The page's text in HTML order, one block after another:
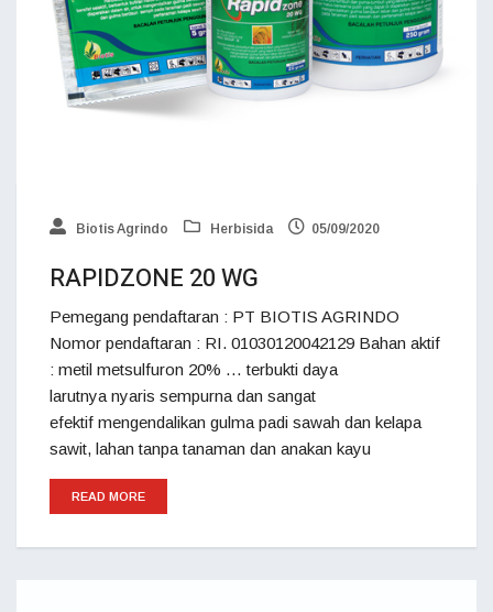
Biotis Agrindo Herbisida 05/09/2020
RAPIDZONE 20 WG
Pemegang pendaftaran : PT BIOTIS AGRINDO
Nomor pendaftaran : RI. 01030120042129 Bahan aktif
: metil metsulfuron 20% … terbukti daya
larutnya nyaris sempurna dan sangat
efektif mengendalikan gulma padi sawah dan kelapa
sawit, lahan tanpa tanaman dan anakan kayu
READ MORE